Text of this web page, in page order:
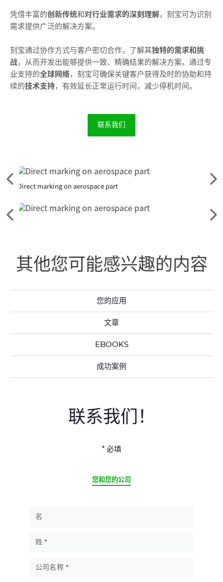
凭借丰富的创新传统和对行业需求的深刻理解，刻宝可为识别
需求提供广泛的解决方案。
刻宝通过协作方式与客户密切合作，了解其独特的需求和挑
战，从而开发出能够提供一致、精确结果的解决方案。通过专
业支持的全球网络，刻宝可确保关键客户获得及时的协助和持
续的技术支持， 有效延长正常运行时间，减少停机时间。
联系我们
请
阅
前
Direct marking on aerospace part
请
下
请
面
元
请
元
其他您可能感兴趣的内容
您的应用
文章
EBOOKS
成功案例
联系我们！
* 必填
CURRENT
您和您的公司
名
姓
公司名称